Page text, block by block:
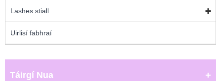
Lashes stiall
Uirlisí fabhraí
Táirgí Nua